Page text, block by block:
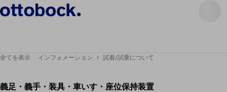
全てを表示 インフォメーション 試着/試乗について
義足・義手・装具・車いす・座位保持装置